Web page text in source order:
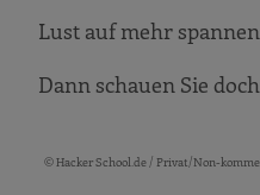
Lust auf mehr
Dann schauen Sie
Bildquellen und
© Hacker School.de / Privat/Non-